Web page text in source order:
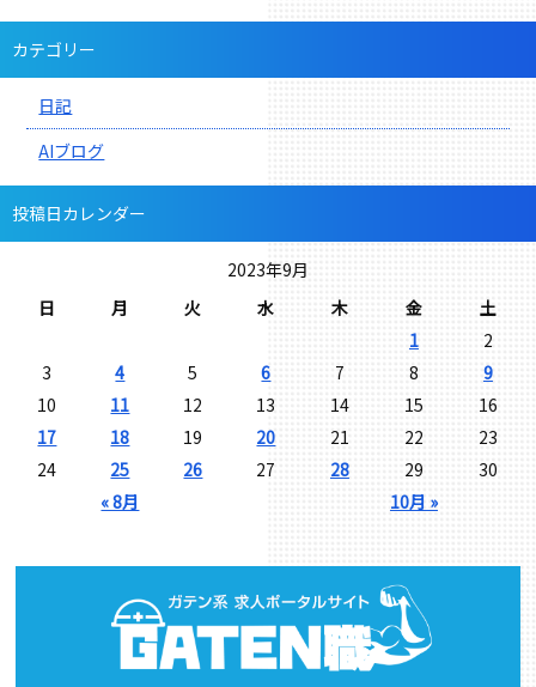
カテゴリー
日記
AIブログ
投稿日カレンダー
2023年9月
日
月 火 水 木 金 土
« 8月 10月 »
1
2
3
4 5 6 7 8
9
10
11 12 13 14 15
16
17
18 19 20 21 22
23
24
25 26 27 28 29 30